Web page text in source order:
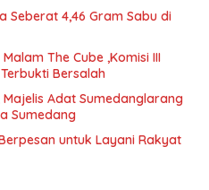
Seberat 4,46 Gram Sabu di
The Cube ,Komisi III
Bersalah
Adat Sumedanglarang
Sumedang
untuk Layani Rakyat